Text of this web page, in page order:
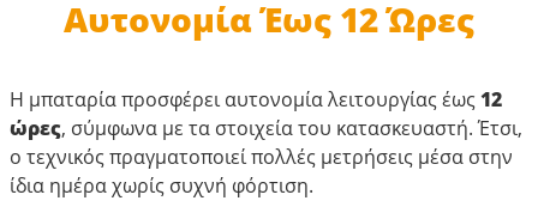
Αυτονομία Έως 12 Ώρες
Η μπαταρία προσφέρει αυτονομία λειτουργίας έως 12
ώρες, σύμφωνα με τα στοιχεία του κατασκευαστή. Έτσι,
ο τεχνικός πραγματοποιεί πολλές μετρήσεις μέσα στην
ίδια ημέρα χωρίς συχνή φόρτιση.